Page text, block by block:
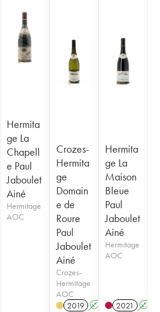
Hermita
ge La
Chapell
e Paul
Jaboulet
Ainé
Hermitage
AOC
Crozes-
Hermita
ge
Domain
e de
Roure
Paul
Jaboulet
Ainé
Crozes-
Hermitage
AOC
2019 A
Hermita
ge La
Maison
Bleue
Paul
Jaboulet
Ainé
Hermitage
AOC
2021 A